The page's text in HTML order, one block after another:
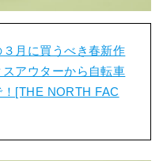
３月に買うべき春新作
アウターから自転車
[THE NORTH FAC